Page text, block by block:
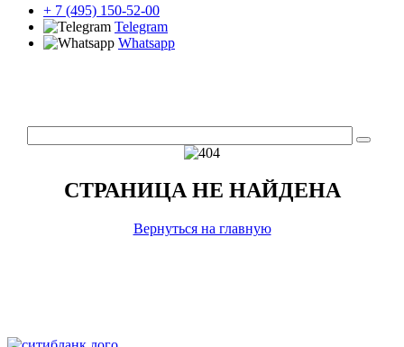
+ 7 (495) 150-52-00
Telegram
Whatsapp
СТРАНИЦА НЕ НАЙДЕНА
Вернуться на главную